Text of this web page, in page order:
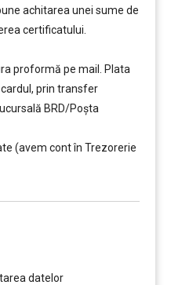
achitarea unei sume de
certificatului.
proformă pe mail. Plata
prin transfer
BRD/Poșta
(avem cont în Trezorerie
datelor